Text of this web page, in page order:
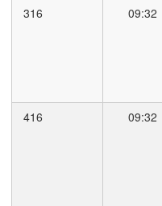
316 09:32
416 09:32